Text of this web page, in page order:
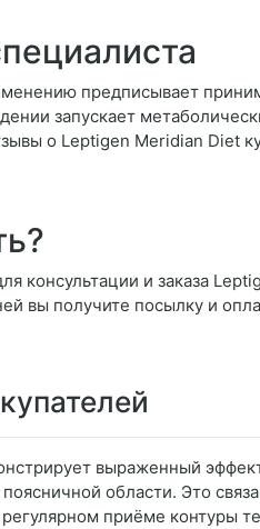
предписывает
запускает
о Leptigen Meridian Diet
консультации и заказа
вы получите посылку и
выраженный
области. Это
приёме контуры